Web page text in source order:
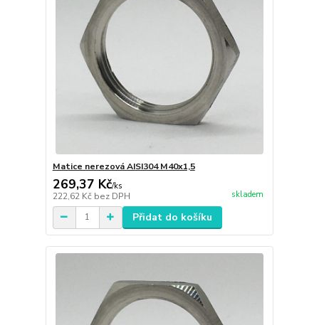
Matice nerezová AISI304 M40x1,5
269,37 Kč/ks
222,62 Kč bez DPH skladem
Přidat do košíku